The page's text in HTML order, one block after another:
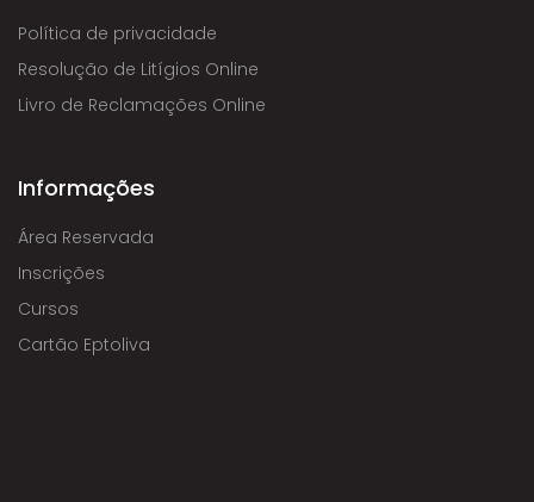
Política de privacidade
Resolução de Litígios Online
Livro de Reclamações Online
Informações
Área Reservada
Inscrições
Cursos
Cartão Eptoliva